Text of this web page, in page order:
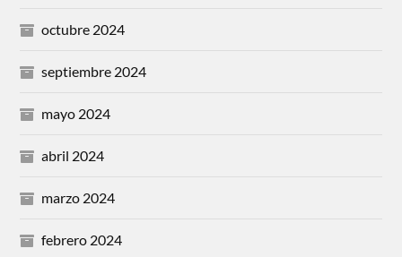
octubre 2024
septiembre 2024
mayo 2024
abril 2024
marzo 2024
febrero 2024